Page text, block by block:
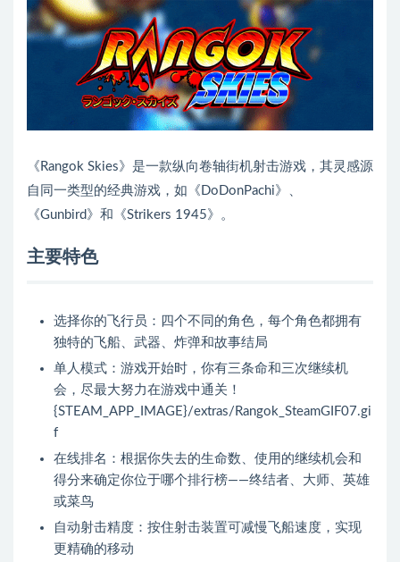
《Rangok Skies》是一款纵向卷轴街机射击游戏，其灵感源
自同一类型的经典游戏，如《DoDonPachi》、
《Gunbird》和《Strikers 1945》。
主要特色
选择你的飞行员：四个不同的角色，每个角色都拥有
独特的飞船、武器、炸弹和故事结局
单人模式：游戏开始时，你有三条命和三次继续机
会，尽最大努力在游戏中通关！
{STEAM_APP_IMAGE}/extras/Rangok_SteamGIF07.gi
f
在线排名：根据你失去的生命数、使用的继续机会和
得分来确定你位于哪个排行榜——终结者、大师、英雄
或菜鸟
自动射击精度：按住射击装置可减慢飞船速度，实现
更精确的移动